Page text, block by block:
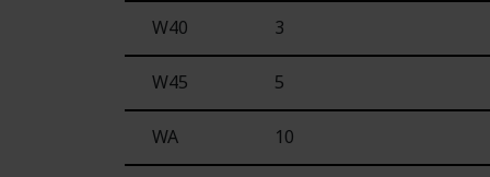
W40 3
W45 5
WA 10